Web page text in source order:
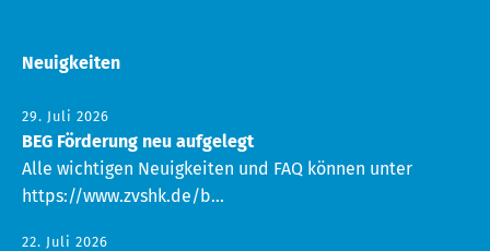
Neuigkeiten
29. Juli 2026
BEG Förderung neu aufgelegt
Alle wichtigen Neuigkeiten und FAQ können unter
https://www.zvshk.de/b...
22. Juli 2026